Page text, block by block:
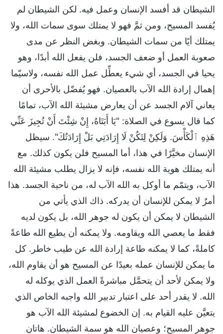
الشيطان قد أفسد الإنسان وعمل فيه. لكن الشيطان لم
يُفسد المسيح، ومن ثمَّ فهو لا يمتلك سوى سمات الله، ولا
يمتلك أيًا من سمات الشيطان. وبغض النظر عن مدى
صعوبة العمل أو ضعف الجسد، فلن يفعل الله أبدًا، وهو
يحيا في الجسد، أي شيء يعطِّل عمل الله نفسه، ولاسيّما
إهمال إرادة الله الآب بالعصيان. فهو يُفضّل بالأحرى أن
يعاني آلام الجسد عن أن يعارض مشيئة الله الآب، تمامًا
كما قال يسوع في الصلاة: "يَا أَبَتَاهُ، إِنْ شِئْتَ أَنْ تُجِيزَ عَنِّي
هَذِهِ ٱلْكَأْسَ. وَلَكِنْ لِتَكُنْ لَا إِرَادَتِي بَلْ إِرَادَتُكَ". سيظل
الإنسان مخيَّرًا في هذا، أما المسيح فلن يكون كذلك. مع
أنه يمتلك هوية الله نفسه، فإنه لا يزال يطلب مشيئة الله
الآب، ويتمّم ما أوكل به الله الآب له، من ناحية الجسد. هذا
أمرٌ لا يمكن للإنسان أن يدركه. ذاك الذي يأتي من
الشيطان لا يمكن أن يكون له جوهر الله، بل يكون لديه
فقط ما يعصي الله ويقاومه. ولا يمكنه أن يطيع الله طاعةً
كاملةً، كما لا يمكنه طاعة إرادة الله عن طيب خاطر. كل
ما يمكن للإنسان عمله بعيدًا عن المسيح هو أن يقاوم الله،
ولا يمكن لأحد أن يتحمَّل مباشرةً العمل الذي يوكله له
الله. لا يقدر أحد على اعتبار تدبير الله واجبه الخاص الذي
يتعيَّن عليه القيام به. إن الخضوع لمشيئة الله الآب هو
جوهر المسيح؛ وعصيان الله هو سمة الشيطان. هاتان